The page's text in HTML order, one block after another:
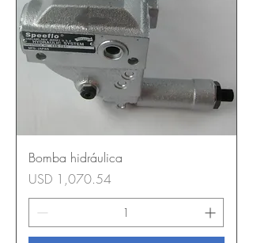
Bomba hidráulica
Precio
USD 1,070.54